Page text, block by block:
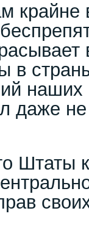
в
наших
даже
Штаты